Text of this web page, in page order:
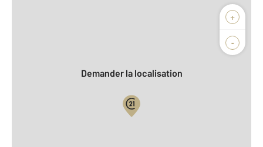
+
-
Demander la localisation